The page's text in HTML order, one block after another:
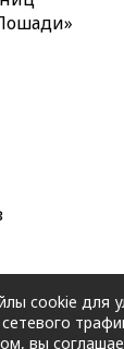
cookie для
сетевого
вы